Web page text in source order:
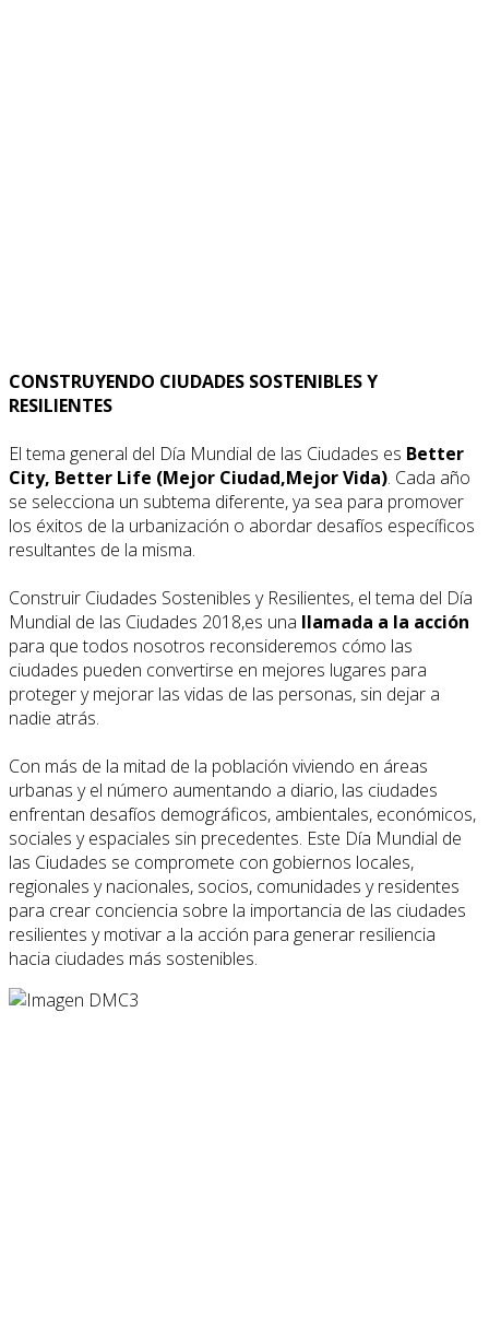
CONSTRUYENDO CIUDADES SOSTENIBLES Y
RESILIENTES
El tema general del Día Mundial de las Ciudades es Better
City, Better Life (Mejor Ciudad,Mejor Vida). Cada año
se selecciona un subtema diferente, ya sea para promover
los éxitos de la urbanización o abordar desafíos específicos
resultantes de la misma.
Construir Ciudades Sostenibles y Resilientes, el tema del Día
Mundial de las Ciudades 2018,es una llamada a la acción
para que todos nosotros reconsideremos cómo las
ciudades pueden convertirse en mejores lugares para
proteger y mejorar las vidas de las personas, sin dejar a
nadie atrás.
Con más de la mitad de la población viviendo en áreas
urbanas y el número aumentando a diario, las ciudades
enfrentan desafíos demográficos, ambientales, económicos,
sociales y espaciales sin precedentes. Este Día Mundial de
las Ciudades se compromete con gobiernos locales,
regionales y nacionales, socios, comunidades y residentes
para crear conciencia sobre la importancia de las ciudades
resilientes y motivar a la acción para generar resiliencia
hacia ciudades más sostenibles.